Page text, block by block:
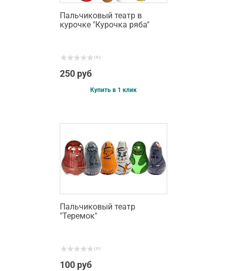
Пальчиковый театр в
курочке "Курочка ряба"
( 0 )
250 руб
Купить в 1 клик
Пальчиковый театр
"Теремок"
( 0 )
100 руб